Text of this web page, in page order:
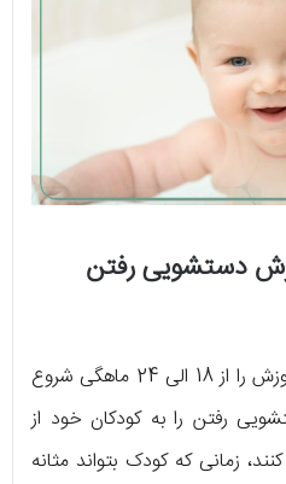
دستشویی رفتن
به شما توصیه می کنیم که آموزش را از 18 الی 24 ماهگی شروع
رفتن را به کودکان خود از
می کنند، زمانی که کودک بتواند مثانه